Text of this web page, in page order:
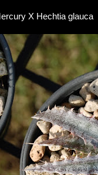
X Hechtia glauca